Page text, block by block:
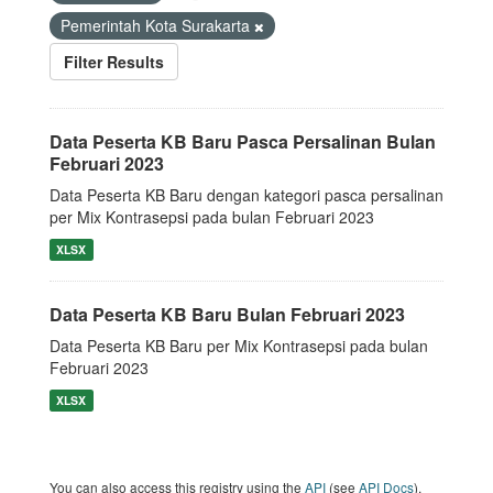
Pemerintah Kota Surakarta
Filter Results
Data Peserta KB Baru Pasca Persalinan Bulan
Februari 2023
Data Peserta KB Baru dengan kategori pasca persalinan
per Mix Kontrasepsi pada bulan Februari 2023
XLSX
Data Peserta KB Baru Bulan Februari 2023
Data Peserta KB Baru per Mix Kontrasepsi pada bulan
Februari 2023
XLSX
You can also access this registry using the API (see API Docs).